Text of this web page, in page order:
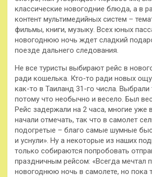
классические новогодние блюда, а в
контент мультимедийных систем –
фильмы, книги, музыку. Всех юных
новогоднюю ночь ждет сладкий
поезде дальнего следования.
Не все туристы выбирают рейс в
ради кошелька. Кто-то ради новых
как-то в Таиланд 31-го числа. Выбрали
потому что необычно и весело. Был
Рейс задержали на 2 часа, многие уже
начали отмечать, так что в самолет
подогретые – благо самые шумные
и уснули». Ну а некоторые из наших
только собираются попробовать
праздничным рейсом: «Всегда мечтал
новогоднюю ночь в самолете, но пока